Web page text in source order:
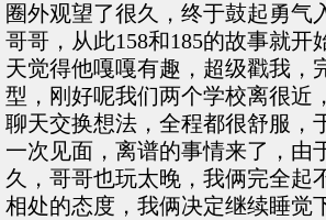
圈外观望了很久，终于鼓起勇气
哥哥，从此158和185的故事就开
天觉得他嘎嘎有趣，超级戳我，
型，刚好呢我们两个学校离很近
聊天交换想法，全程都很舒服，
一次见面，离谱的事情来了，由
久，哥哥也玩太晚，我俩完全起
相处的态度，我俩决定继续睡觉